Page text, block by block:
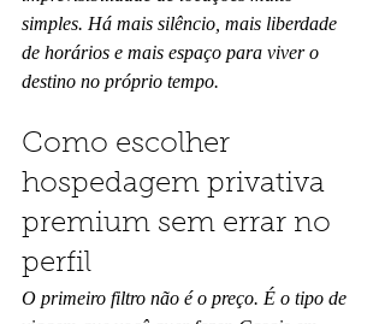
simples. Há mais silêncio, mais liberdade
de horários e mais espaço para viver o
destino no próprio tempo.
Como escolher
hospedagem privativa
premium sem errar no
perfil
O primeiro filtro não é o preço. É o tipo de